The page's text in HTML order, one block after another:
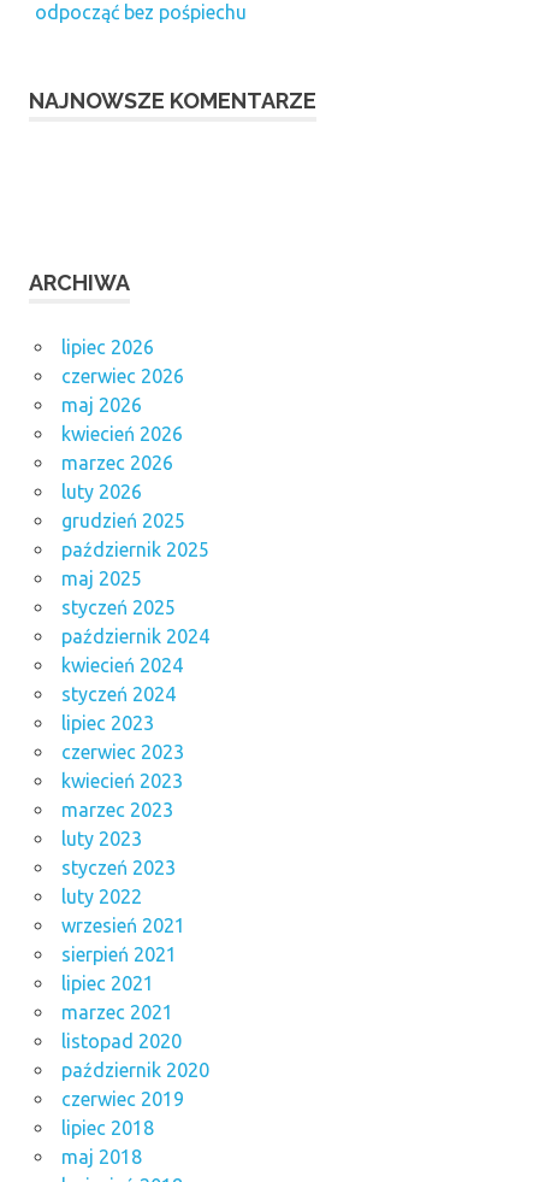
odpocząć bez pośpiechu
NAJNOWSZE KOMENTARZE
ARCHIWA
lipiec 2026
czerwiec 2026
maj 2026
kwiecień 2026
marzec 2026
luty 2026
grudzień 2025
październik 2025
maj 2025
styczeń 2025
październik 2024
kwiecień 2024
styczeń 2024
lipiec 2023
czerwiec 2023
kwiecień 2023
marzec 2023
luty 2023
styczeń 2023
luty 2022
wrzesień 2021
sierpień 2021
lipiec 2021
marzec 2021
listopad 2020
październik 2020
czerwiec 2019
lipiec 2018
maj 2018